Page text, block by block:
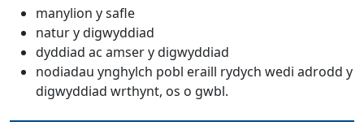
manylion y safle
natur y digwyddiad
dyddiad ac amser y digwyddiad
nodiadau ynghylch pobl eraill rydych wedi adrodd y
digwyddiad wrthynt, os o gwbl.